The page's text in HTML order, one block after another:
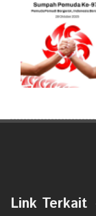
Link Terkait